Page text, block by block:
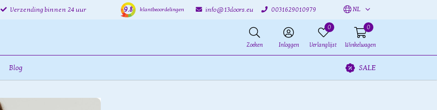
Verzending binnen 24 uur 9.8 klantbeoordelingen info@13doors.eu 0031629010979 NL
Zoeken Inloggen
0
Verlanglijst
0
Winkelwagen
Blog SALE